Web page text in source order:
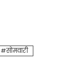
सोमवारी